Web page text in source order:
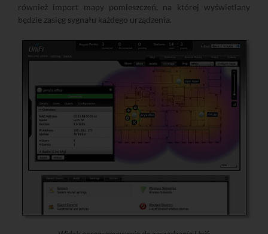
również import mapy pomieszczeń, na której wyświetlany
będzie zasięg sygnału każdego urządzenia.